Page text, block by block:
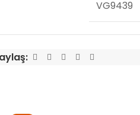
VG9439